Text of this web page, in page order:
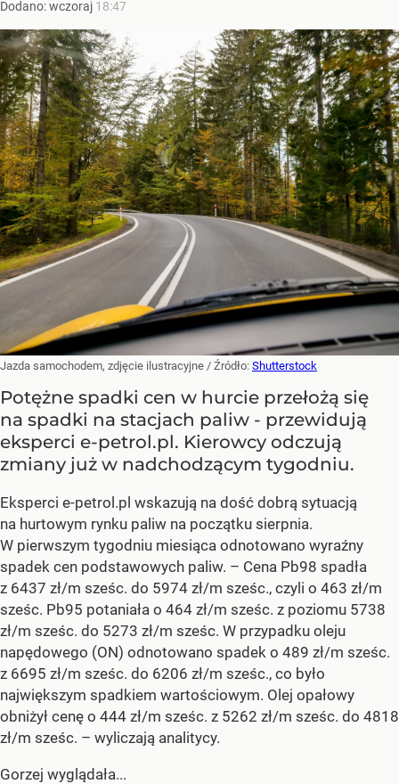
Dodano:wczoraj 18:47
Jazda samochodem, zdjęcie ilustracyjne / Źródło: Shutterstock
Potężne spadki cen w hurcie przełożą się
na spadki na stacjach paliw - przewidują
eksperci e-petrol.pl. Kierowcy odczują
zmiany już w nadchodzącym tygodniu.
Eksperci e-petrol.pl wskazują na dość dobrą sytuacją
na hurtowym rynku paliw na początku sierpnia.
W pierwszym tygodniu miesiąca odnotowano wyraźny
spadek cen podstawowych paliw. – Cena Pb98 spadła
z 6437 zł/m sześc. do 5974 zł/m sześc., czyli o 463 zł/m
sześc. Pb95 potaniała o 464 zł/m sześc. z poziomu 5738
zł/m sześc. do 5273 zł/m sześc. W przypadku oleju
napędowego (ON) odnotowano spadek o 489 zł/m sześc.
z 6695 zł/m sześc. do 6206 zł/m sześc., co było
największym spadkiem wartościowym. Olej opałowy
obniżył cenę o 444 zł/m sześc. z 5262 zł/m sześc. do 4818
zł/m sześc. – wyliczają analitycy.
Gorzej wyglądała...